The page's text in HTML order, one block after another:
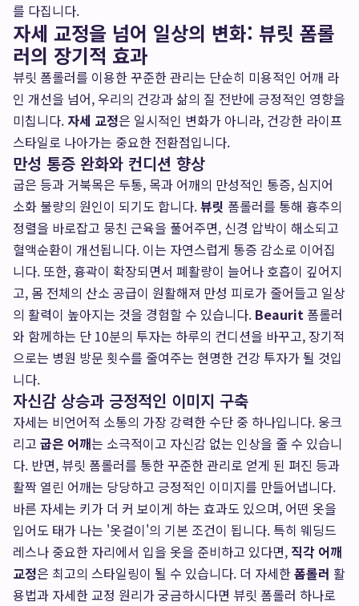
를 다집니다.
자세 교정을 넘어 일상의 변화: 뷰릿 폼롤
러의 장기적 효과
뷰릿 폼롤러를 이용한 꾸준한 관리는 단순히 미용적인 어깨 라
인 개선을 넘어, 우리의 건강과 삶의 질 전반에 긍정적인 영향을
미칩니다. 자세 교정은 일시적인 변화가 아니라, 건강한 라이프
스타일로 나아가는 중요한 전환점입니다.
만성 통증 완화와 컨디션 향상
굽은 등과 거북목은 두통, 목과 어깨의 만성적인 통증, 심지어
소화 불량의 원인이 되기도 합니다.뷰릿 폼롤러를 통해 흉추의
정렬을 바로잡고 뭉친 근육을 풀어주면, 신경 압박이 해소되고
혈액순환이 개선됩니다. 이는 자연스럽게 통증 감소로 이어집
니다. 또한, 흉곽이 확장되면서 폐활량이 늘어나 호흡이 깊어지
고, 몸 전체의 산소 공급이 원활해져 만성 피로가 줄어들고 일상
의 활력이 높아지는 것을 경험할 수 있습니다. Beaurit 폼롤러
와 함께하는 단 10분의 투자는 하루의 컨디션을 바꾸고, 장기적
으로는 병원 방문 횟수를 줄여주는 현명한 건강 투자가 될 것입
니다.
자신감 상승과 긍정적인 이미지 구축
자세는 비언어적 소통의 가장 강력한 수단 중 하나입니다. 웅크
리고 굽은 어깨는 소극적이고 자신감 없는 인상을 줄 수 있습니
다. 반면, 뷰릿 폼롤러를 통한 꾸준한 관리로 얻게 된 펴진 등과
활짝 열린 어깨는 당당하고 긍정적인 이미지를 만들어냅니다.
바른 자세는 키가 더 커 보이게 하는 효과도 있으며, 어떤 옷을
입어도 태가 나는 '옷걸이'의 기본 조건이 됩니다. 특히 웨딩드
레스나 중요한 자리에서 입을 옷을 준비하고 있다면, 직각 어깨
교정은 최고의 스타일링이 될 수 있습니다. 더 자세한폼롤러 활
용법과 자세한 교정 원리가 궁금하시다면 뷰릿 폼롤러 하나로